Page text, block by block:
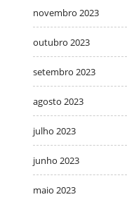
novembro 2023
outubro 2023
setembro 2023
agosto 2023
julho 2023
junho 2023
maio 2023